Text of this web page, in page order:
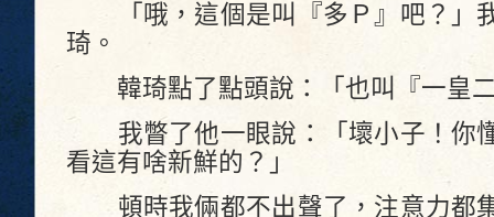
「哦，這個是叫『多Ｐ』吧？」
琦。
韓琦點了點頭說：「也叫『一皇
我瞥了他一眼說：「壞小子！你
看這有啥新鮮的？」
頓時我倆都不出聲了，注意力都